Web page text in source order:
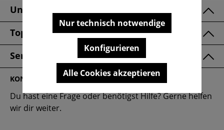
Unsere Marken
Top Kategorien
Service & FAQ
KONTAKT
Du hast eine Frage oder benötigst Hilfe? Gerne helfen
wir dir weiter.
Nur technisch notwendige
Konfigurieren
Alle Cookies akzeptieren